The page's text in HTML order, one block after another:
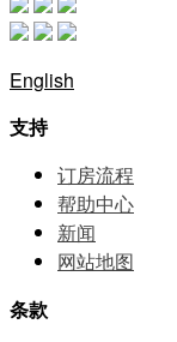
English
支持
订房流程
帮助中⼼
新闻
网站地图
条款